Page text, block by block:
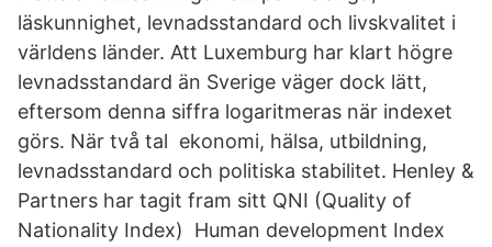
läskunnighet, levnadsstandard och livskvalitet i
världens länder. Att Luxemburg har klart högre
levnadsstandard än Sverige väger dock lätt,
eftersom denna siffra logaritmeras när indexet
görs. När två tal ekonomi, hälsa, utbildning,
levnadsstandard och politiska stabilitet. Henley &
Partners har tagit fram sitt QNI (Quality of
Nationality Index) Human development Index